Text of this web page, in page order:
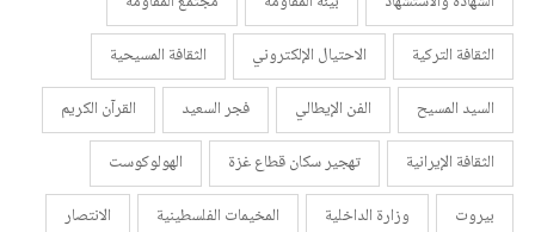
الثقافة التركية
الاحتيال الإلكتروني
الثقافة المسيحية
السيد المسيح
الفن الإيطالي فجر السعيد
القرآن الكريم
الثقافة الإيرانية
تهجير سكان قطاع غزة
الهولوكوست
بيروت
وزارة الداخلية المخيمات الفلسطينية
الانتصار